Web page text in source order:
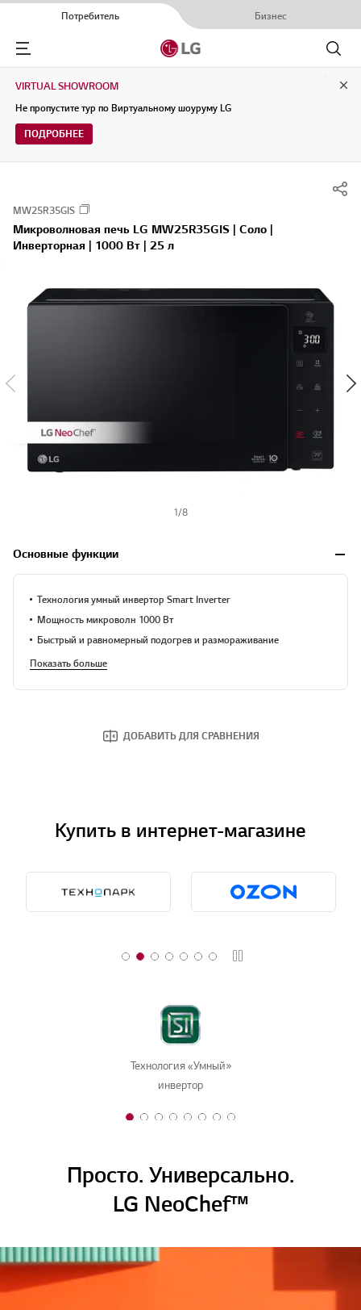
Потребитель Бизнес
Menu
Поиск
VIRTUAL SHOWROOM
Не пропустите тур по Виртуальному шоуруму LG
ПОДРОБНЕЕ
MW25R35GIS
Микроволновая печь LG MW25R35GIS | Соло |
Инверторная | 1000 Вт | 25 л
1/8
Основные функции
Технология умный инвертор Smart Inverter
Мощность микроволн 1000 Вт
Быстрый и равномерный подогрев и размораживание
Показать больше
ДОБАВИТЬ ДЛЯ СРАВНЕНИЯ
Купить в интернет-магазине
Стоп
Технология «Умный»
инвертор
5 of 86 of 87 of 88 of 8
Просто. Универсально.
LG NeoChef™